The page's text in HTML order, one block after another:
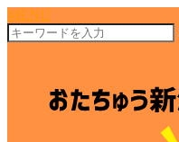
MENU